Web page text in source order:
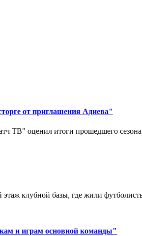
от приглашения Адиева"
оценил итоги прошедшего сезона
клубной базы, где жили
и играм основной команды"